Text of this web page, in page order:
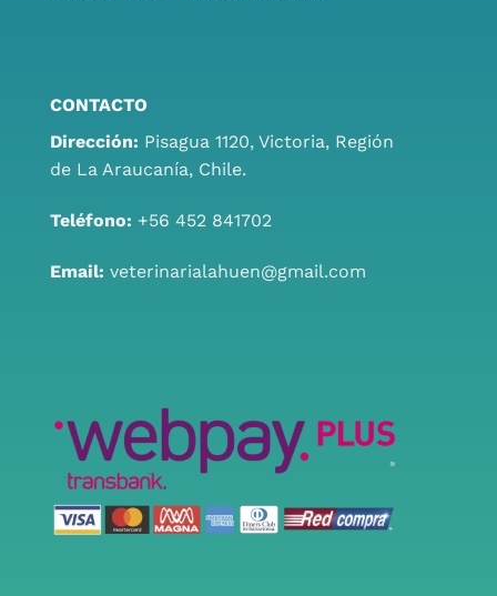
CONTACTO
Dirección: Pisagua 1120, Victoria, Región
de La Araucanía, Chile.
Teléfono: +56 452 841702
Email: veterinarialahuen@gmail.com